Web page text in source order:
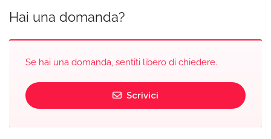
Hai una domanda?
Se hai una domanda, sentiti libero di chiedere.
Scrivici